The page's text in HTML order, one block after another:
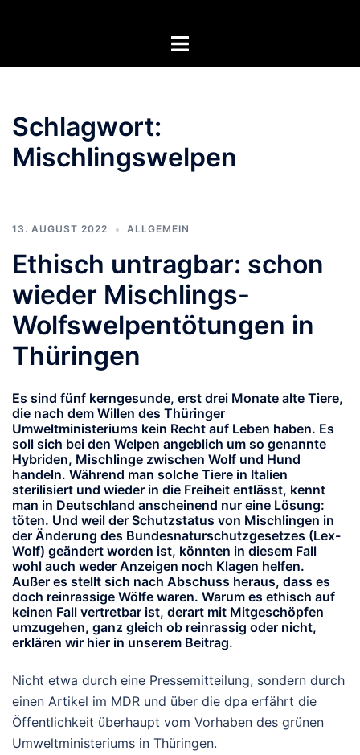
Menü
Schlagwort:
Mischlingswelpen
13. AUGUST 2022 ALLGEMEIN
Ethisch untragbar: schon
wieder Mischlings-
Wolfswelpentötungen in
Thüringen
Es sind fünf kerngesunde, erst drei Monate alte Tiere,
die nach dem Willen des Thüringer
Umweltministeriums kein Recht auf Leben haben. Es
soll sich bei den Welpen angeblich um so genannte
Hybriden, Mischlinge zwischen Wolf und Hund
handeln. Während man solche Tiere in Italien
sterilisiert und wieder in die Freiheit entlässt, kennt
man in Deutschland anscheinend nur eine Lösung:
töten. Und weil der Schutzstatus von Mischlingen in
der Änderung des Bundesnaturschutzgesetzes (Lex-
Wolf) geändert worden ist, könnten in diesem Fall
wohl auch weder Anzeigen noch Klagen helfen.
Außer es stellt sich nach Abschuss heraus, dass es
doch reinrassige Wölfe waren. Warum es ethisch auf
keinen Fall vertretbar ist, derart mit Mitgeschöpfen
umzugehen, ganz gleich ob reinrassig oder nicht,
erklären wir hier in unserem Beitrag.
Nicht etwa durch eine Pressemitteilung, sondern durch
einen Artikel im MDR und über die dpa erfährt die
Öffentlichkeit überhaupt vom Vorhaben des grünen
Umweltministeriums in Thüringen.